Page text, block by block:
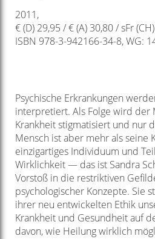
2011,
€ (D) 29,95 / € (A) 30,80 / sFr
ISBN 978-3-942166-34-8, WG:
Psychische Erkrankungen
interpretiert. Als Folge wird der
Krankheit stigmatisiert und nur
Mensch ist aber mehr als seine
einzigartiges Individuum und
Wirklichkeit — das ist Sandra
Vorstoß in die restriktiven
psychologischer Konzepte. Sie
ihrer neu entwickelten Ethik
Krankheit und Gesundheit auf
davon, wie Heilung wirklich